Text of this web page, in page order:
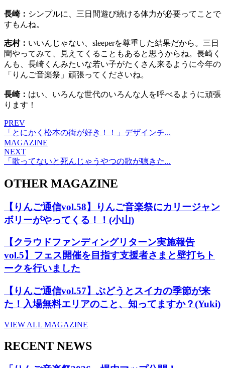
長崎： シンプルに、三日間遊び続ける体力が必要ってことで
すもんね。
志村： いいんじゃない、sleeperを尊重した結果だから。三日
間やってみて、見えてくることもあると思うからね。長崎く
んも、長崎くんみたいな若い子がたくさん来るように今年の
「りんご音楽祭」頑張ってくださいね。
長崎： はい、いろんな世代のいろんな人を呼べるように頑張
ります！
PREV
「とにかく松本の街が好き！！」デザインチ...
MAGAZINE
NEXT
「歌ってないと死んじゃうやつの歌が聴きた...
OTHER MAGAZINE
【りんご通信vol.58】りんご音楽祭にカリージャン
ボリーがやってくる！！(小山)
【クラウドファンディングリターン実施報告
vol.5】フェス開催を目指す支援者さまと壁打ちト
ークを行いました
【りんご通信vol.57】ぶどうとスイカの季節が来
た！入場無料エリアのこと、知ってますか？(Yuki)
VIEW ALL MAGAZINE
RECENT NEWS